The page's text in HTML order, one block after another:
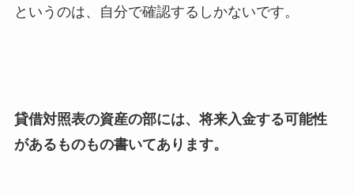
というのは、自分で確認するしかないです。
貸借対照表の資産の部には、将来入金する可能性
があるものもの書いてあります。